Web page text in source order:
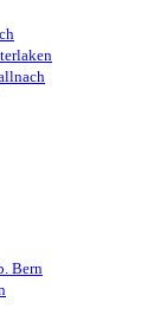
Bern